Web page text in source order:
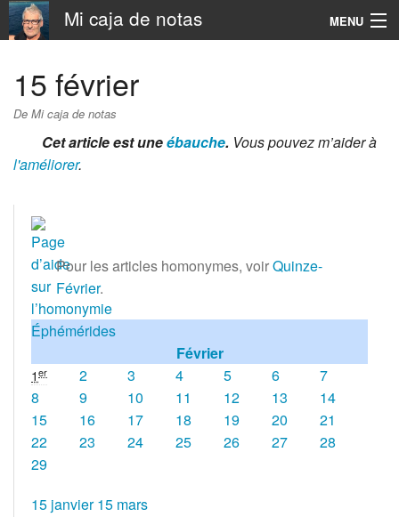
Mi caja de notas MENU
15 février
De Mi caja de notas
Cet article est uneébauche. Vous pouvez m’aider à
l'améliorer.
Pour les articles homonymes, voirQuinze-
Février.
Éphémérides
Février
1 er 2 3 4 5 6
7
8
9 10 11 12 13
14
15
16 17 18 19 20
21
22
23 24 25 26 27
28
29
15 janvier 15 mars